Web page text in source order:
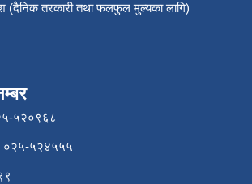
(दैनिक तरकारी तथा फलफुल मुल्यका लागि)
५२०९६८
०२५-५२४५५५